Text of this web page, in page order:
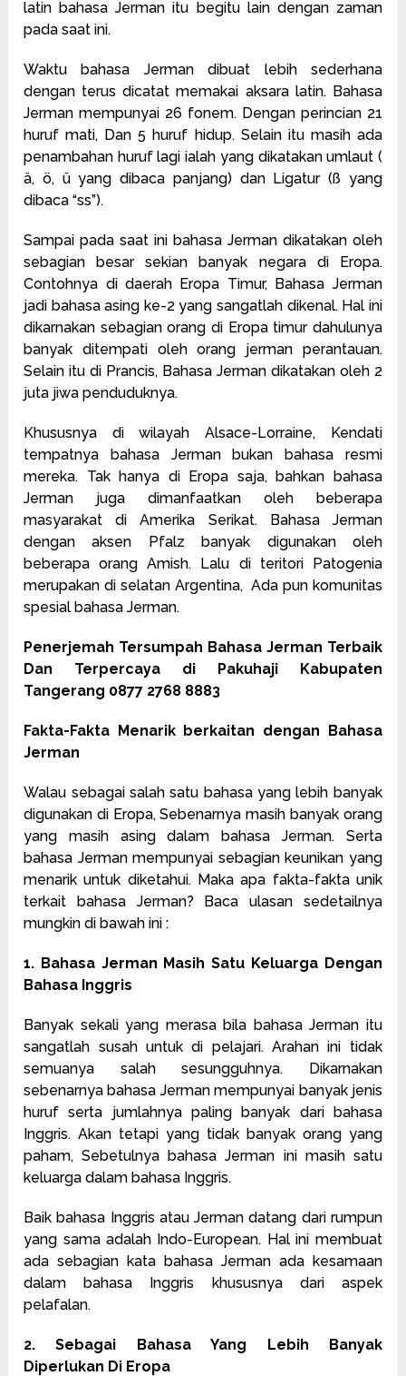
latin bahasa Jerman itu begitu lain dengan zaman
pada saat ini.
Waktu bahasa Jerman dibuat lebih sederhana
dengan terus dicatat memakai aksara latin. Bahasa
Jerman mempunyai 26 fonem. Dengan perincian 21
huruf mati, Dan 5 huruf hidup. Selain itu masih ada
penambahan huruf lagi ialah yang dikatakan umlaut (
ä, ö, ü yang dibaca panjang) dan Ligatur (ß yang
dibaca “ss”).
Sampai pada saat ini bahasa Jerman dikatakan oleh
sebagian besar sekian banyak negara di Eropa.
Contohnya di daerah Eropa Timur, Bahasa Jerman
jadi bahasa asing ke-2 yang sangatlah dikenal. Hal ini
dikarnakan sebagian orang di Eropa timur dahulunya
banyak ditempati oleh orang jerman perantauan.
Selain itu di Prancis, Bahasa Jerman dikatakan oleh 2
juta jiwa penduduknya.
Khususnya di wilayah Alsace-Lorraine, Kendati
tempatnya bahasa Jerman bukan bahasa resmi
mereka. Tak hanya di Eropa saja, bahkan bahasa
Jerman juga dimanfaatkan oleh beberapa
masyarakat di Amerika Serikat. Bahasa Jerman
dengan aksen Pfalz banyak digunakan oleh
beberapa orang Amish. Lalu di teritori Patogenia
merupakan di selatan Argentina, Ada pun komunitas
spesial bahasa Jerman.
Penerjemah Tersumpah Bahasa Jerman Terbaik
Dan Terpercaya di Pakuhaji Kabupaten
Tangerang 0877 2768 8883
Fakta-Fakta Menarik berkaitan dengan Bahasa
Jerman
Walau sebagai salah satu bahasa yang lebih banyak
digunakan di Eropa, Sebenarnya masih banyak orang
yang masih asing dalam bahasa Jerman. Serta
bahasa Jerman mempunyai sebagian keunikan yang
menarik untuk diketahui. Maka apa fakta-fakta unik
terkait bahasa Jerman? Baca ulasan sedetailnya
mungkin di bawah ini :
1. Bahasa Jerman Masih Satu Keluarga Dengan
Bahasa Inggris
Banyak sekali yang merasa bila bahasa Jerman itu
sangatlah susah untuk di pelajari. Arahan ini tidak
semuanya salah sesungguhnya. Dikarnakan
sebenarnya bahasa Jerman mempunyai banyak jenis
huruf serta jumlahnya paling banyak dari bahasa
Inggris. Akan tetapi yang tidak banyak orang yang
paham, Sebetulnya bahasa Jerman ini masih satu
keluarga dalam bahasa Inggris.
Baik bahasa Inggris atau Jerman datang dari rumpun
yang sama adalah Indo-European. Hal ini membuat
ada sebagian kata bahasa Jerman ada kesamaan
dalam bahasa Inggris khususnya dari aspek
pelafalan.
2. Sebagai Bahasa Yang Lebih Banyak
Diperlukan Di Eropa